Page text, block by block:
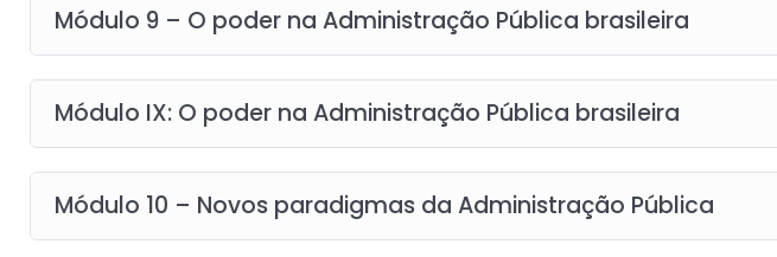
Módulo 9 – O poder na Administração Pública brasileira
Módulo IX: O poder na Administração Pública brasileira
Módulo 10 – Novos paradigmas da Administração Pública